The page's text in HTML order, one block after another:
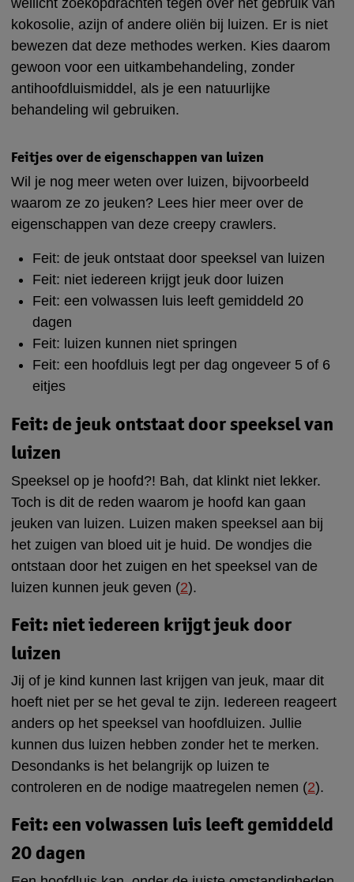
kokosolie, azijn of andere oliën bij luizen. Er is niet
bewezen dat deze methodes werken. Kies daarom
gewoon voor een uitkambehandeling, zonder
antihoofdluismiddel, als je een natuurlijke
behandeling wil gebruiken.
Feitjes over de eigenschappen van luizen
Wil je nog meer weten over luizen, bijvoorbeeld
waarom ze zo jeuken? Lees hier meer over de
eigenschappen van deze creepy crawlers.
Feit: de jeuk ontstaat door speeksel van luizen
Feit: niet iedereen krijgt jeuk door luizen
Feit: een volwassen luis leeft gemiddeld 20
dagen
Feit: luizen kunnen niet springen
Feit: een hoofdluis legt per dag ongeveer 5 of 6
eitjes
Feit: de jeuk ontstaat door speeksel van
luizen
Speeksel op je hoofd?! Bah, dat klinkt niet lekker.
Toch is dit de reden waarom je hoofd kan gaan
jeuken van luizen. Luizen maken speeksel aan bij
het zuigen van bloed uit je huid. De wondjes die
ontstaan door het zuigen en het speeksel van de
luizen kunnen jeuk geven (2).
Feit: niet iedereen krijgt jeuk door
luizen
Jij of je kind kunnen last krijgen van jeuk, maar dit
hoeft niet per se het geval te zijn. Iedereen reageert
anders op het speeksel van hoofdluizen. Jullie
kunnen dus luizen hebben zonder het te merken.
Desondanks is het belangrijk op luizen te
controleren en de nodige maatregelen nemen (2).
Feit: een volwassen luis leeft gemiddeld
20 dagen